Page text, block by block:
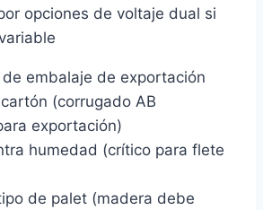
opciones de voltaje dual si
embalaje de exportación
(corrugado AB
exportación)
humedad (crítico para flete
de palet (madera debe